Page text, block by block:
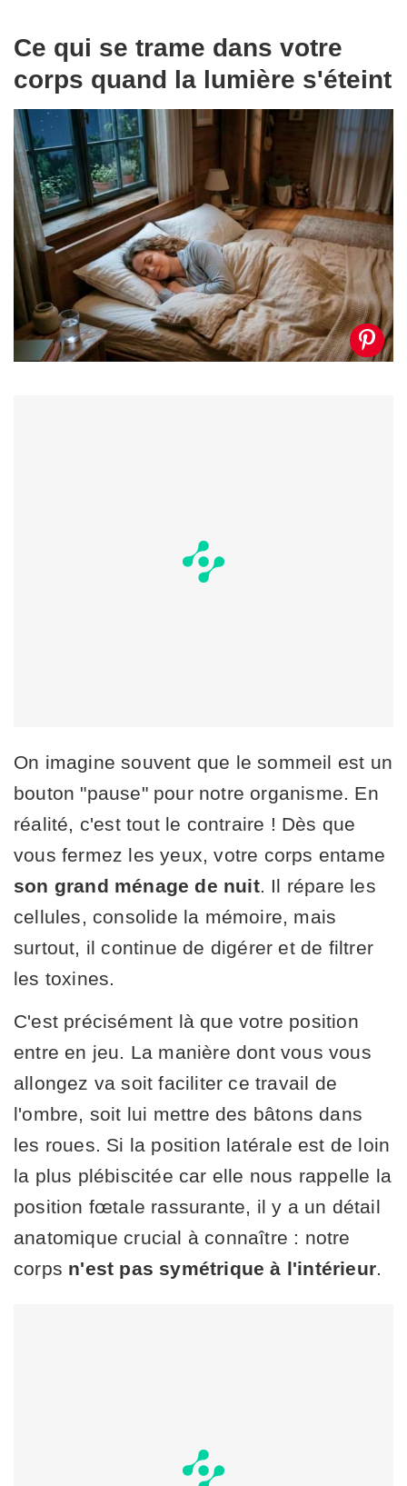
Ce qui se trame dans votre
corps quand la lumière s'éteint
On imagine souvent que le sommeil est un
bouton "pause" pour notre organisme. En
réalité, c'est tout le contraire ! Dès que
vous fermez les yeux, votre corps entame
son grand ménage de nuit. Il répare les
cellules, consolide la mémoire, mais
surtout, il continue de digérer et de filtrer
les toxines.
C'est précisément là que votre position
entre en jeu. La manière dont vous vous
allongez va soit faciliter ce travail de
l'ombre, soit lui mettre des bâtons dans
les roues. Si la position latérale est de loin
la plus plébiscitée car elle nous rappelle la
position fœtale rassurante, il y a un détail
anatomique crucial à connaître : notre
corps n'est pas symétrique à l'intérieur.